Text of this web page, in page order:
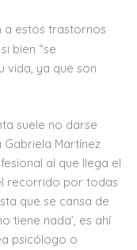
a estos trastornos
bien “se
vida, ya que son
suele no darse
Martínez
al que llega el
recorrido por todas
que se cansa de
tiene nada’, es ahí
psicólogo o